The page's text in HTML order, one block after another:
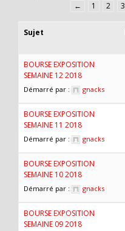
←
1 2 3
Sujet
BOURSE EXPOSITION
SEMAINE 12 2018
Démarré par : gnacks
BOURSE EXPOSITION
SEMAINE 11 2018
Démarré par : gnacks
BOURSE EXPOSITION
SEMAINE 10 2018
Démarré par : gnacks
BOURSE EXPOSITION
SEMAINE 09 2018